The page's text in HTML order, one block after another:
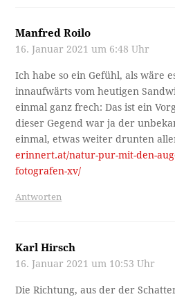
Manfred Roilo
16. Januar 2021 um 6:48 Uhr
Ich habe so ein Gefühl, als wäre
innaufwärts vom heutigen
einmal ganz frech: Das ist ein
dieser Gegend war ja der
einmal, etwas weiter drunten
erinnert.at/natur-pur-mit-den-
fotografen-xv/
Antworten
Karl Hirsch
16. Januar 2021 um 10:53 Uhr
Die Richtung, aus der der